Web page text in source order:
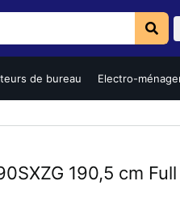
de bureau Electro-
190,5 cm Full